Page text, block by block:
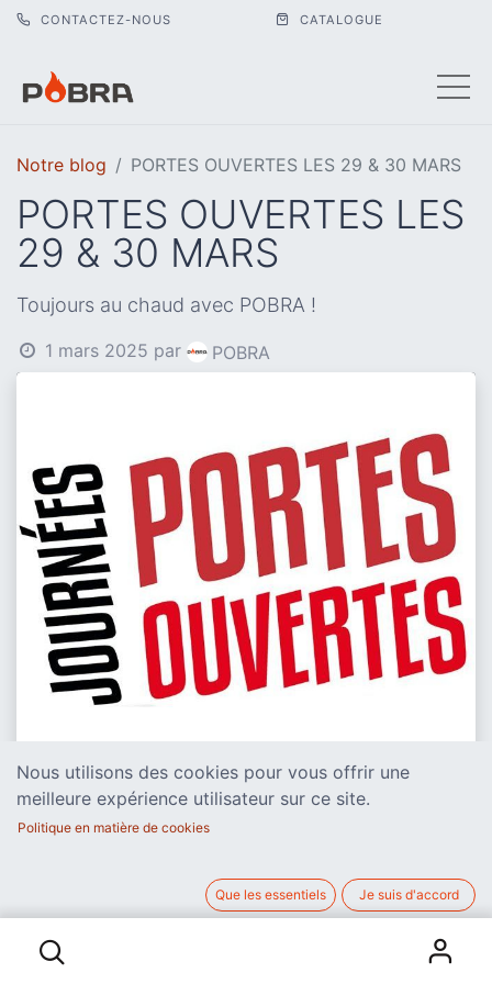
CONTACTEZ-NOUS CATALOGUE
Notre blog PORTES OUVERTES LES 29 & 30 MARS
PORTES OUVERTES LES
29 & 30 MARS
Toujours au chaud avec POBRA !
1 mars 2025 par POBRA
Nous utilisons des cookies pour vous offrir une
meilleure expérience utilisateur sur ce site.
Politique en matière de cookies
Que les essentiels Je suis d'accord